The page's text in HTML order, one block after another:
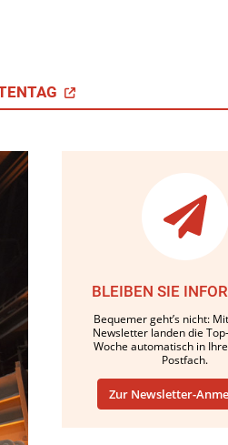
BLEIBEN SIE
Bequemer geht’s nicht:
Newsletter landen die
Woche automatisch in
Postfach.
Zur Newsletter-